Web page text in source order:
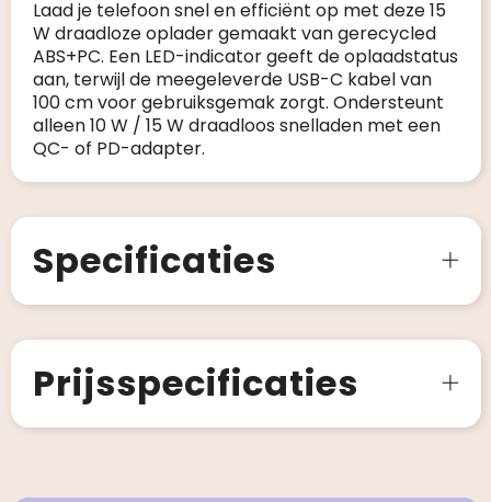
Laad je telefoon snel en efficiënt op met deze 15
W draadloze oplader gemaakt van gerecycled
ABS+PC. Een LED-indicator geeft de oplaadstatus
aan, terwijl de meegeleverde USB-C kabel van
100 cm voor gebruiksgemak zorgt. Ondersteunt
alleen 10 W / 15 W draadloos snelladen met een
QC- of PD-adapter.
Specificaties
Prijsspecificaties